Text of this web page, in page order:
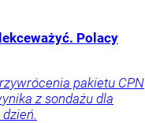
Polacy
pakietu CPN
z sondażu dla